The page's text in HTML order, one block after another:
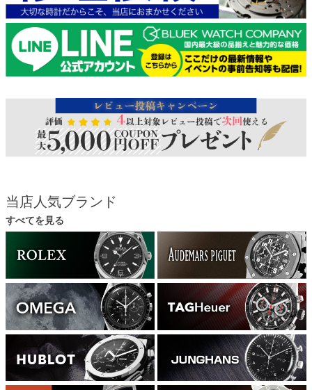
当店人気ブランド
すべてを見る